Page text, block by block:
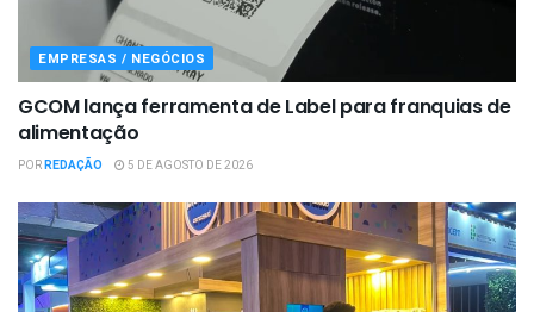
EMPRESAS / NEGÓCIOS
GCOM lança ferramenta de Label para franquias de
alimentação
PORREDAÇÃO 5 DE AGOSTO DE 2026